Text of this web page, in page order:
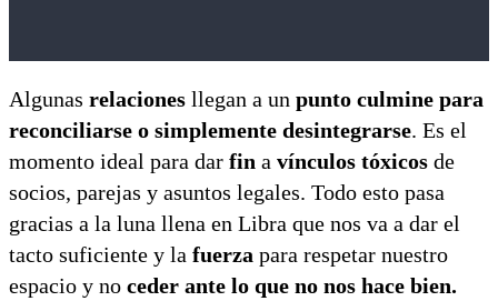
Algunas relaciones llegan a un punto culmine para
reconciliarse o simplemente desintegrarse. Es el
momento ideal para dar fin a vínculos tóxicos de
socios, parejas y asuntos legales. Todo esto pasa
gracias a la luna llena en Libra que nos va a dar el
tacto suficiente y la fuerza para respetar nuestro
espacio y no ceder ante lo que no nos hace bien.